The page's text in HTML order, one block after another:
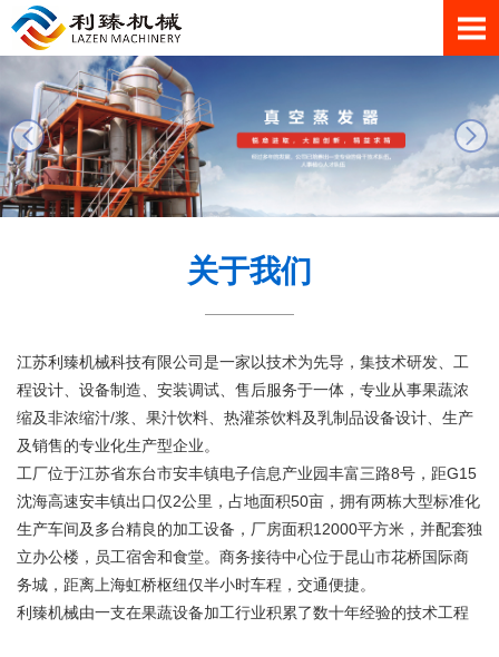
关于我们
江苏利臻机械科技有限公司是一家以技术为先导，集技术研发、工
程设计、设备制造、安装调试、售后服务于一体，专业从事果蔬浓
缩及非浓缩汁/浆、果汁饮料、热灌茶饮料及乳制品设备设计、生产
及销售的专业化生产型企业。
工厂位于江苏省东台市安丰镇电子信息产业园丰富三路8号，距G15
沈海高速安丰镇出口仅2公里，占地面积50亩，拥有两栋大型标准化
生产车间及多台精良的加工设备，厂房面积12000平方米，并配套独
立办公楼，员工宿舍和食堂。商务接待中心位于昆山市花桥国际商
务城，距离上海虹桥枢纽仅半小时车程，交通便捷。
利臻机械由一支在果蔬设备加工行业积累了数十年经验的技术工程